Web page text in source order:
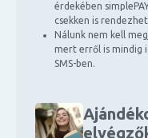
érdekében
csekken is
Nálunk nem kell
mert erről is mindig
SMS-ben.